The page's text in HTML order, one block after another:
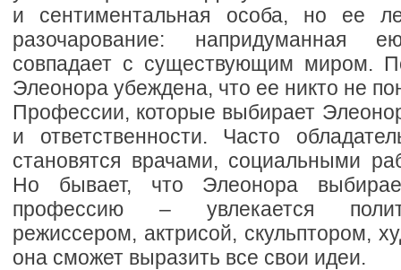
и сентиментальная особа, но ее
разочарование: напридуманная
совпадает с существующим миром.
Элеонора убеждена, что ее никто не
Профессии, которые выбирает
и ответственности. Часто
становятся врачами, социальными
Но бывает, что Элеонора
профессию – увлекается
режиссером, актрисой, скульптором,
она сможет выразить все свои идеи.